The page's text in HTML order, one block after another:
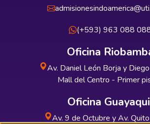
(+593) 963 088
Oficina
Av. Daniel León Borja y
Mall del Centro - Primer
Oficina
Av. 9 de Octubre y Av.